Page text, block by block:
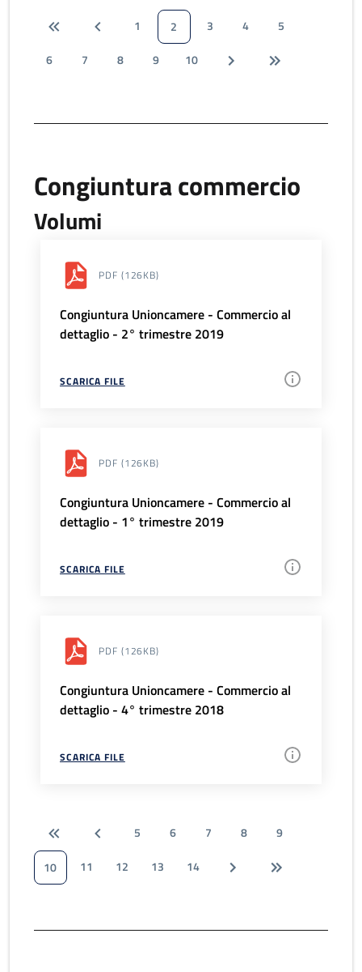
1 2 3 4
5
6
7 8 9 10
Congiuntura commercio
Volumi
PDF (126KB)
Congiuntura Unioncamere - Commercio al
dettaglio - 2° trimestre 2019
SCARICA FILE
PDF (126KB)
Congiuntura Unioncamere - Commercio al
dettaglio - 1° trimestre 2019
SCARICA FILE
PDF (126KB)
Congiuntura Unioncamere - Commercio al
dettaglio - 4° trimestre 2018
SCARICA FILE
5 6 7 8
9
10
11 12 13 14